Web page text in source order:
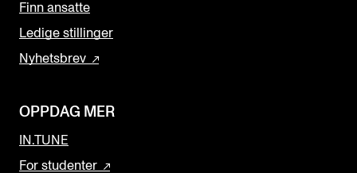
Finn ansatte
Ledige stillinger
Nyhetsbrev
OPPDAG MER
IN.TUNE
For studenter